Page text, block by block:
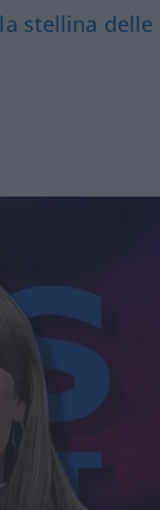
stellina delle